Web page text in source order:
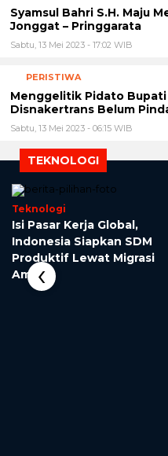
Syamsul Bahri S.H. Maju
Jonggat – Pringgarata
Sabtu, 13 Mei 2023 - 17:02 WIB
PERISTIWA
Menggelitik Pidato
Disnakertrans Belum
Sabtu, 13 Mei 2023 - 06:15 WIB
TEKNOLOGI
Teknologi
​Isi Pasar Kerja Global,
Indonesia Siapkan SDM
Produktif Lewat Migrasi
Aman
‹